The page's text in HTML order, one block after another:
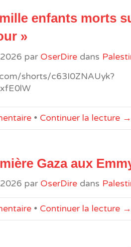
enfants morts
»
par OserDire dans
shorts/c63I0ZNAUyk?
• Continuer la lecture →
Gaza aux
par OserDire dans
• Continuer la lecture →